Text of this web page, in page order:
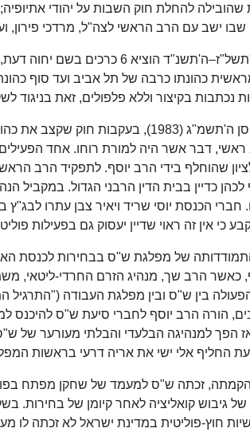
שהובילה להחלת חוק השבות על יהודי
ישב עם הרב הראשי לצה"ל, מרדכי פירון,
בשנים ה'תשל"ז–ה'תשנ"ד
כהונתו כרבה של תל אביב ועד סוף
נכתבות בקיצור וללא פלפולים, זאת בניגוד
בחודש ניסן ה'תשמ"ג (1983),
ראשי, דבר אשר היה למורת רוחו. אחד
שהוחלף בידי הרב יוסף. לתפקיד הרב
לכהן כדיין בבית הדין הרבני הגדול.
חברי הכנסת יוסי שריד ויאיר צבן עתרו לבג"ץ
כי אין זה ראוי שדיין יעסוק גם בפעילות
בין ש"ס ובין מפלגת העבודה ("התרגיל
הורה הרב יוסף לחברי סיעת ש"ס
מאז הפך למנהיגה הבלעדי והבלתי מעורער
זכתה ש"ס למעמד של שחקן מפתח
גיבוש קואליציה לאחר קיומן של בחירות.
חוץ-פוליטית במדינת ישראל לא זכתה לו